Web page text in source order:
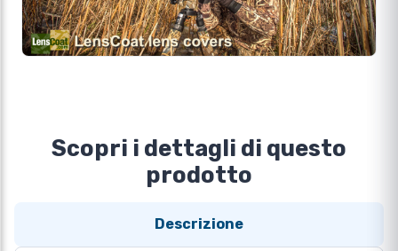
Scopri i dettagli di questo
prodotto
Descrizione